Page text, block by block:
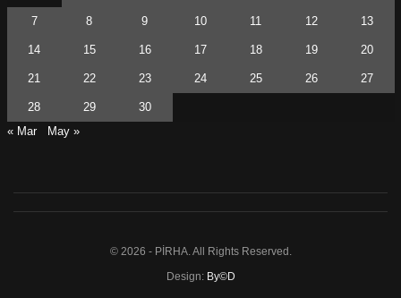
7 8 9 10 11 12 13
14 15 16 17 18 19 20
21 22 23 24 25 26 27
28 29
30
« Mar
May »
© 2026 - PİRHA. All Rights Reserved.
Design: By©D